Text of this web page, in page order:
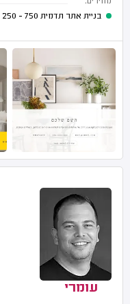
בניית אתר תדמית 750 - 250
עומרי